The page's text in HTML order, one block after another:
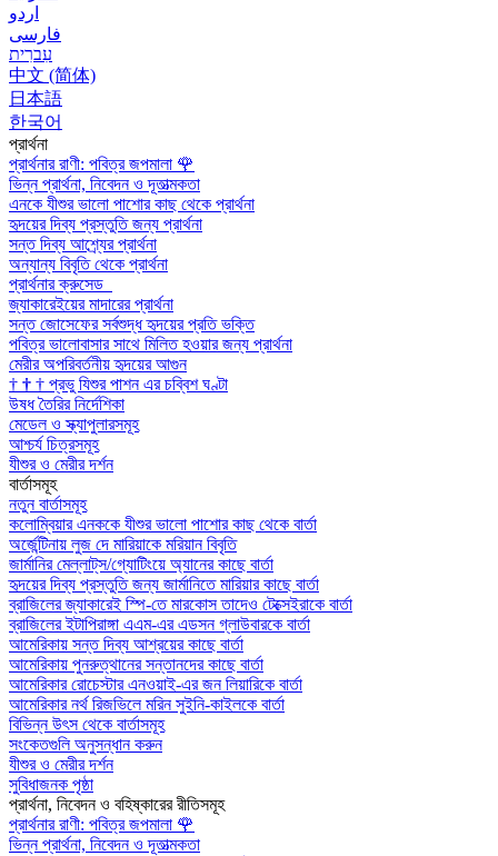
اردو
فارسی
עִברִית
中文 (简体)
日本語
한국어
প্রার্থনা
প্রার্থনার রাণী: পবিত্র জপমালা 🌹
ভিন্ন প্রার্থনা, নিবেদন ও দূতাত্মকতা
এনকে যীশুর ভালো পাশোর কাছ থেকে প্রার্থনা
হৃদয়ের দিব্য প্রস্তুতি জন্য প্রার্থনা
সন্ত দিব্য আশ্র্যের প্রার্থনা
অন্যান্য বিবৃতি থেকে প্রার্থনা
প্রার্থনার ক্রুসেড
জ্যাকারেইয়ের মাদারের প্রার্থনা
সন্ত জোসেফের সর্বশুদ্ধ হৃদয়ের প্রতি ভক্তি
পবিত্র ভালোবাসার সাথে মিলিত হওয়ার জন্য প্রার্থনা
মেরীর অপরিবর্তনীয় হৃদয়ের আগুন
† † † প্রভু যিশুর পাশন এর চব্বিশ ঘণ্টা
উষধ তৈরির নির্দেশিকা
মেডেল ও স্ক্যাপুলারসমূহ
আশ্চর্য চিত্রসমূহ
যীশুর ও মেরীর দর্শন
বার্তাসমূহ
নতুন বার্তাসমূহ
কলোম্বিয়ার এনককে যীশুর ভালো পাশোর কাছ থেকে বার্তা
অর্জেন্টিনায় লুজ দে মারিয়াকে মরিয়ান বিবৃতি
জার্মানির মেল্লাট্‌স/গ্যোটিংয়ে অ্যানের কাছে বার্তা
হৃদয়ের দিব্য প্রস্তুতি জন্য জার্মানিতে মারিয়ার কাছে বার্তা
ব্রাজিলের জ্যাকারেই স্পি-তে মারকোস তাদেও টেক্সেইরাকে বার্তা
ব্রাজিলের ইটাপিরাঙ্গা এএম-এর এডসন গ্লাউবারকে বার্তা
আমেরিকায় সন্ত দিব্য আশ্রয়ের কাছে বার্তা
আমেরিকায় পুনরুত্থানের সন্তানদের কাছে বার্তা
আমেরিকার রোচেস্টার এনওয়াই-এর জন লিয়ারিকে বার্তা
আমেরিকার নর্থ রিজভিলে মরিন সুইনি-কাইলকে বার্তা
বিভিন্ন উৎস থেকে বার্তাসমূহ
সংকেতগুলি অনুসন্ধান করুন
যীশুর ও মেরীর দর্শন
সুবিধাজনক পৃষ্ঠা
প্রার্থনা, নিবেদন ও বহিষ্কারের রীতিসমূহ
প্রার্থনার রাণী: পবিত্র জপমালা 🌹
ভিন্ন প্রার্থনা, নিবেদন ও দূতাত্মকতা